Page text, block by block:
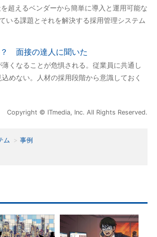
超えるベンダーから簡単に導入と運用可能な
いる課題とそれを解決する採用管理システム
面接の達人に聞いた
くなることが危惧される。従業員に共通し
めない。人材の採用段階から意識しておく
Copyright © ITmedia, Inc. All Rights Reserved.
ム
事例